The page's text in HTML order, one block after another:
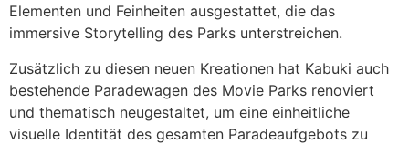
Elementen und Feinheiten ausgestattet, die das
immersive Storytelling des Parks unterstreichen.
Zusätzlich zu diesen neuen Kreationen hat Kabuki auch
bestehende Paradewagen des Movie Parks renoviert
und thematisch neugestaltet, um eine einheitliche
visuelle Identität des gesamten Paradeaufgebots zu